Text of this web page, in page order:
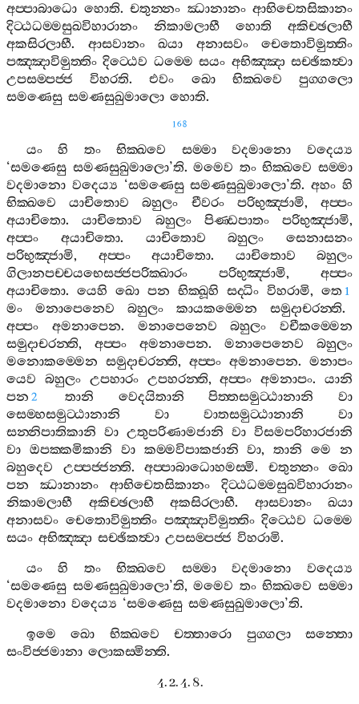
අප‍්පාබාධො හොති. චතුන‍්නං ඣානානං ආභිචෙතසිකානං
දිට‍්ඨධම‍්මසුඛවිහාරානං
නිකාමලාභී හොති
අකිච‍්ඡලාභී
අකසිරලාභී. ආසවානං ඛයා අනාසවං
චෙතොවිමුත‍්තිං
පඤ‍්ඤාවිමුත‍්තිං දිට‍්ඨෙව ධම‍්මෙ සයං අභිඤ‍්ඤා සච‍්ඡිකත්‍වා
උපසම‍්පජ‍්ජ
විහරති.එවං ඛො භික‍්ඛවෙ
පුග‍්ගලො
සමණෙසු සමණසුඛුමාලො හොති.
168
යං හි තං භික‍්ඛවෙ සම‍්මා වදමානො
වදෙය්‍ය
‘සමණෙසු සමණසුඛුමාලො’ති.මමෙව තං භික‍්ඛවෙ සම‍්මා
වදමානො වදෙය්‍ය ‘සමණෙසු සමණසුඛුමාලො’ති.අහං හි
භික‍්ඛවෙ
යාචිතොව බහුලං චීවරං පරිභුඤ‍්ජාමි,අප‍්පං
අයාචිතො.යාචිතොව බහුලං පිණ‍්ඩපාතං පරිභුඤ‍්ජාමි,
අප‍්පං
අයාචිතො. යාචිතොව බහුලං
සෙනාසනං
පරිභුඤ‍්ජාමි, අප‍්පං අයාචිතො. යාචිතොව
බහුලං
ගිලානපච‍්චයභෙසජ‍්ජපරික‍්ඛාරං
පරිභුඤ‍්ජාමි, අප‍්පං
අයාචිතො. යෙහි ඛො පන භික‍්ඛූහි සද‍්ධිං විහරාමි, තෙ 1
මං මනාපෙනෙව බහුලං කායකම‍්මෙන සමුදාචරන‍්ති.
අප‍්පං
අමනාපෙන. මනාපෙනෙව බහුලං
වචීකම‍්මෙන
සමුදාචරන‍්ති, අප‍්පං අමනාපෙන. මනාපෙනෙව
බහුලං
මනොකම‍්මෙන සමුදාචරන‍්ති, අප‍්පං අමනාපෙන. මනාපං
යෙව
බහුලං උපහාරං උපහරන‍්ති,අප‍්පං අමනාපං.යානි
පන 2 තානි වෙදයිතානි පිත‍්තසමුට‍්ඨානානි
වා
සෙම‍්හසමුට‍්ඨානානි
වා වාතසමුට‍්ඨානානි
වා
සන‍්නිපාතිකානි වා උතුපරිණාමජානි වා විසමපරිහාරජානි
වා ඔපක‍්කමිකානි වා කම‍්මවිපාකජානි වා,තානි මෙ
න
බහුදෙව
උප‍්පජ‍්ජන‍්ති. අප‍්පාබාධොහමස‍්මි. චතුන‍්නං
ඛො
පන
ඣානානං ආභිචෙතසිකානං
දිට‍්ඨධම‍්මසුඛවිහාරානං
නිකාමලාභී
අකිච‍්ඡලාභී අකසිරලාභී. ආසවානං
ඛයා
අනාසවං චෙතොවිමුත‍්තිං පඤ‍්ඤාවිමුත‍්තිං දිට‍්ඨෙව ධම‍්මෙ
සයං අභිඤ‍්ඤා සච‍්ඡිකත්‍වා උපසම‍්පජ‍්ජ විහරාමි.
යං
හි තං භික‍්ඛවෙ සම‍්මා වදමානො
වදෙය්‍ය
‘සමණෙසු සමණසුඛුමාලො’ති,මමෙව තං භික‍්ඛවෙ සම‍්මා
වදමානො වදෙය්‍ය ‘සමණෙසු සමණසුඛුමාලො’ති.
ඉමෙ
ඛො භික‍්ඛවෙ චත‍්තාරො පුග‍්ගලා
සන‍්තො
සංවිජ‍්ජමානා ලොකස‍්මින‍්ති.
4. 2. 4. 8.